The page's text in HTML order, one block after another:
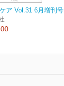
ア Vol.31 6月増刊号